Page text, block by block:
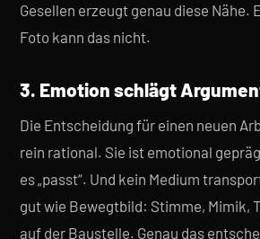
Gesellen erzeugt genau diese Nähe.
Foto kann das nicht.
3. Emotion schlägt
Die Entscheidung für einen neuen
rein rational. Sie ist emotional
es „passt“. Und kein Medium
gut wie Bewegtbild: Stimme, Mimik,
auf der Baustelle. Genau das